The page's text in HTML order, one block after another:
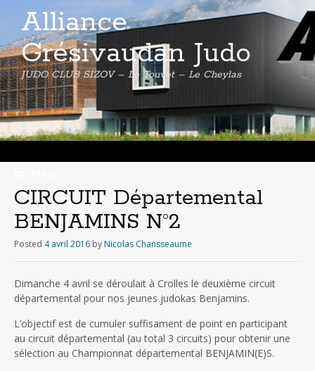
Alliance
Grésivaudan Judo
JUDO CLUB SIZOV – Le Touvet – Le Cheylas
Skip
to
content
CIRCUIT Départemental
BENJAMINS N°2
Posted 4 avril 2016 by Nicolas Chansseaume
Dimanche 4 avril se déroulait à Crolles le deuxième circuit
départemental pour nos jeunes judokas Benjamins.
L’objectif est de cumuler suffisament de point en participant
au circuit départemental (au total 3 circuits) pour obtenir une
sélection au Championnat départemental BENJAMIN(E)S.